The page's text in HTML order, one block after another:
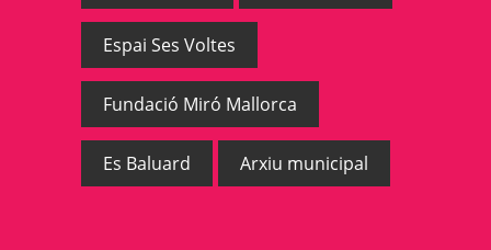
Espai Ses Voltes
Fundació Miró Mallorca
Es Baluard Arxiu municipal